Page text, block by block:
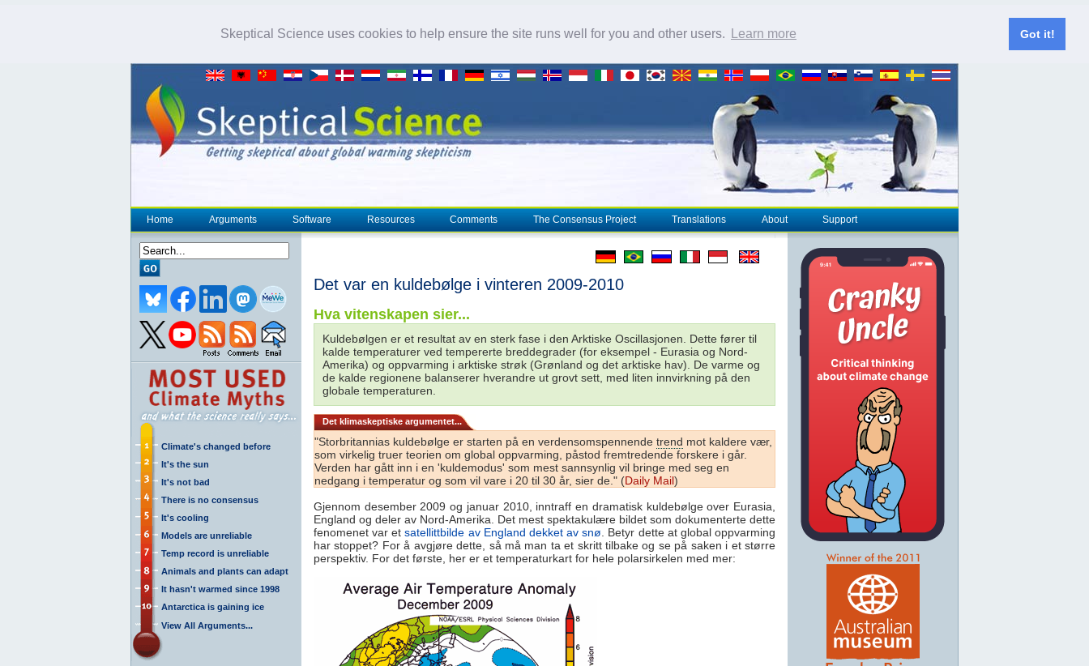
Skeptical Science uses cookies to help ensure the site runs well for you and other users. Learn more Got it!
Home Arguments Software Resources Comments The Consensus Project Translations About Support
Climate's changed before
It's the sun
It's not bad
There is no consensus
It's cooling
Models are unreliable
Temp record is unreliable
Animals and plants can adapt
It hasn't warmed since 1998
Antarctica is gaining ice
View All Arguments...
Det var en kuldebølge i vinteren 2009-2010
Hva vitenskapen sier...
Kuldebølgen er et resultat av en sterk fase i den Arktiske Oscillasjonen. Dette fører til
kalde temperaturer ved tempererte breddegrader (for eksempel - Eurasia og Nord-
Amerika) og oppvarming i arktiske strøk (Grønland og det arktiske hav). De varme og
de kalde regionene balanserer hverandre ut grovt sett, med liten innvirkning på den
globale temperaturen.
Det klimaskeptiske argumentet...
"Storbritannias kuldebølge er starten på en verdensomspennende trend mot kaldere vær,
som virkelig truer teorien om global oppvarming, påstod fremtredende forskere i går.
Verden har gått inn i en 'kuldemodus' som mest sannsynlig vil bringe med seg en
nedgang i temperatur og som vil vare i 20 til 30 år, sier de." (Daily Mail)
Gjennom desember 2009 og januar 2010, inntraff en dramatisk kuldebølge over Eurasia,
England og deler av Nord-Amerika. Det mest spektakulære bildet som dokumenterte dette
fenomenet var etsatellittbilde av England dekket av snø . Betyr dette at global oppvarming
har stoppet? For å avgjøre dette, så må man ta et skritt tilbake og se på saken i et større
perspektiv. For det første, her er et temperaturkart for hele polarsirkelen med mer: